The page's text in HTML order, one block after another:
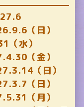
（日）
（水）
（金）
（日）
（日）
（月）